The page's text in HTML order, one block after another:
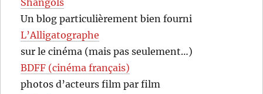
Shangols
Un blog particulièrement bien fourni
L’Alligatographe
sur le cinéma (mais pas seulement…)
BDFF (cinéma français)
photos d’acteurs film par film